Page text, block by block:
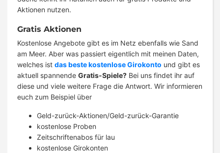
Aktionen nutzen.
Gratis Aktionen
Kostenlose Angebote gibt es im Netz ebenfalls wie Sand
am Meer. Aber was passiert eigentlich mit meinen Daten,
welches ist das beste kostenlose Girokonto und gibt es
aktuell spannende Gratis-Spiele? Bei uns findet ihr auf
diese und viele weitere Frage die Antwort. Wir informieren
euch zum Beispiel über
Geld-zurück-Aktionen/Geld-zurück-Garantie
kostenlose Proben
Zeitschriftenabos für lau
kostenlose Girokonten